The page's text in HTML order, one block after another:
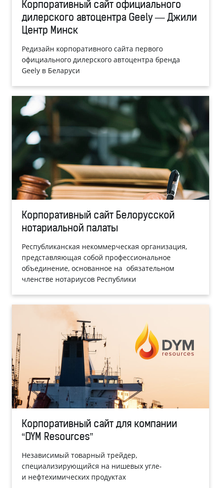
Корпоративный сайт официального
дилерского автоцентра Geely — Джили
Центр Минск
Редизайн корпоративного сайта первого
официального дилерского автоцентра бренда
Geely в Беларуси
Корпоративный сайт Белорусской
нотариальной палаты
Республиканская некоммерческая организация,
представляющая собой профессиональное
объединение, основанное на обязательном
членстве нотариусов Республики
Корпоративный сайт для компании
“DYM Resources”
Независимый товарный трейдер,
специализирующийся на нишевых угле-
и нефтехимических продуктах